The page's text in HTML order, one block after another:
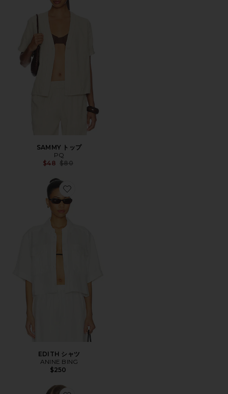
SAMMY トップ
PQ
$48 Previous price:
$80
Favorite EDITH シャツ
EDITH シャツ
ANINE BING
$250